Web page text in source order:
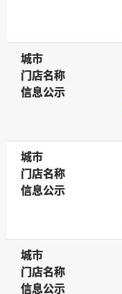
城市
城市
门店名称
门店名称
信息公示
信息公示
城市
城市
门店名称
门店名称
信息公示
信息公示
城市
城市
门店名称
门店名称
信息公示
信息公示